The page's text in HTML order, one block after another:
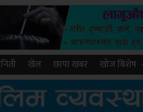
खेल छापा खबर खोज बिशेष